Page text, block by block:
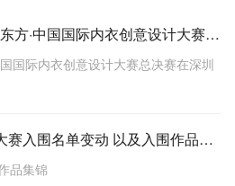
“less is more”|2020’魅力东方·中国国际内衣创意设计大赛总决赛圆满落幕
国际内衣创意设计大赛总决赛在深圳
公告|魅力东方内衣设计大赛入围名单变动 以及入围作品集锦
品集锦